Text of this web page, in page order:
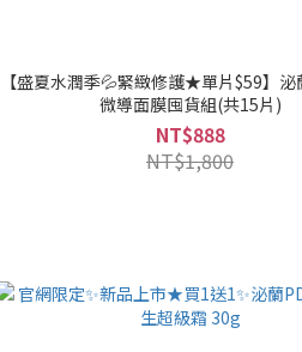
【盛夏水潤季💦緊緻修護★單片$59】
微導面膜囤貨組(共15片)
NT$888
NT$1,800